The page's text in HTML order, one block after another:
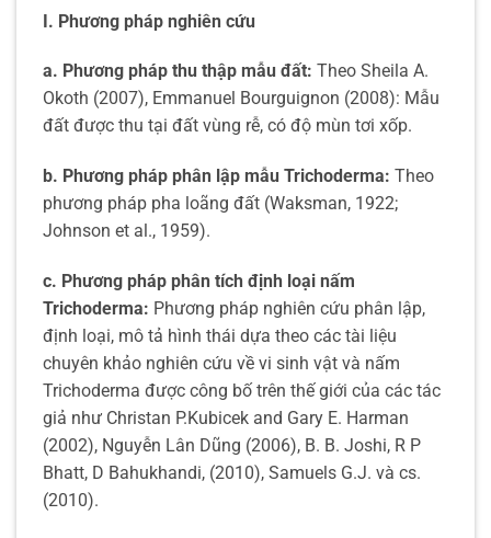
I. Phương pháp nghiên cứu
a. Phương pháp thu thập mẫu đất: Theo Sheila A.
Okoth (2007), Emmanuel Bourguignon (2008): Mẫu
đất được thu tại đất vùng rễ, có độ mùn tơi xốp.
b. Phương pháp phân lập mẫu Trichoderma: Theo
phương pháp pha loãng đất (Waksman, 1922;
Johnson et al., 1959).
c. Phương pháp phân tích định loại nấm
Trichoderma: Phương pháp nghiên cứu phân lập,
định loại, mô tả hình thái dựa theo các tài liệu
chuyên khảo nghiên cứu về vi sinh vật và nấm
Trichoderma được công bố trên thế giới của các tác
giả như Christan P.Kubicek and Gary E. Harman
(2002), Nguyễn Lân Dũng (2006), B. B. Joshi, R P
Bhatt, D Bahukhandi, (2010), Samuels G.J. và cs.
(2010).